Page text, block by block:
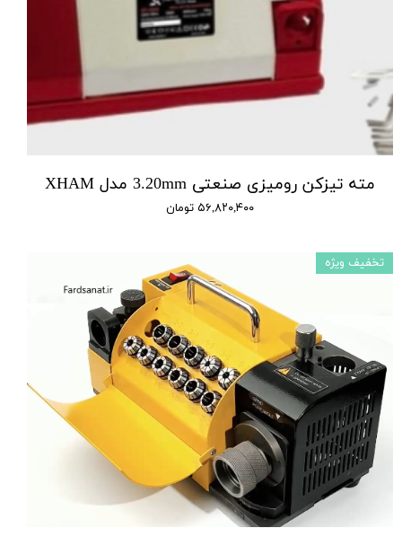
مته تیزکن رومیزی صنعتی 3.20mm مدل XHAM
۵۶,۸۲۰,۴۰۰ تومان
تخفیف ویژه